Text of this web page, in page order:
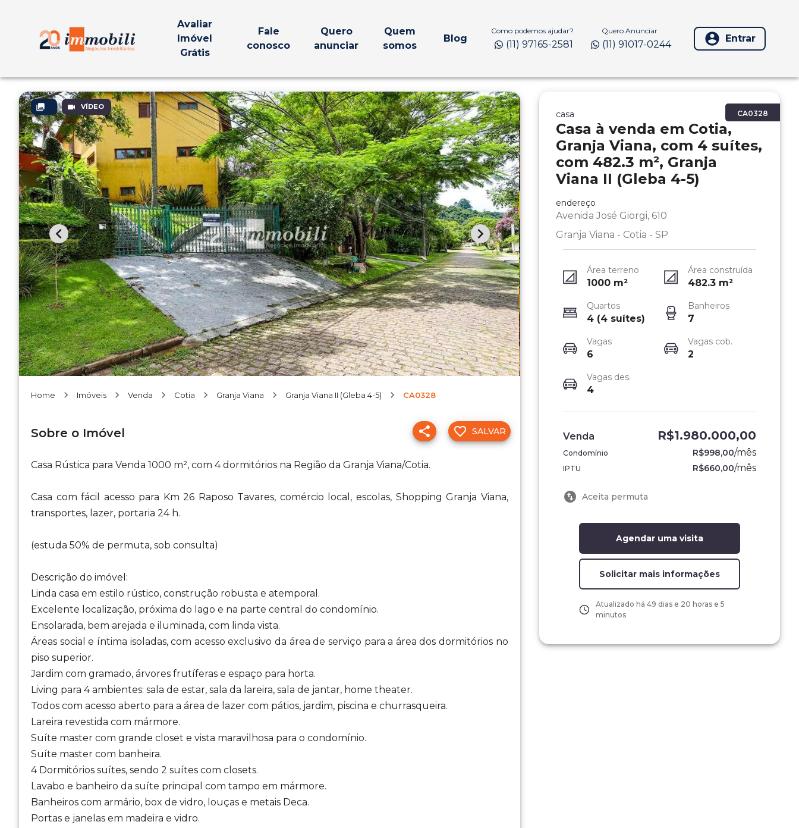
Avaliar
Imóvel
Grátis
Fale
conosco
Quero
anunciar
Quem
somos
Blog
Como podemos ajudar?
(11) 97165-2581
Quero Anunciar
(11) 91017-0244 Entrar
VÍDEO
Home Imóveis Venda Cotia Granja Viana Granja Viana II (Gleba 4-5) CA0328
Sobre o Imóvel
Casa Rústica para Venda 1000 m², com 4 dormitórios na Região da Granja Viana/Cotia.
Casa com fácil acesso para Km 26 Raposo Tavares, comércio local, escolas, Shopping Granja Viana,
transportes, lazer, portaria 24 h.
(estuda 50% de permuta, sob consulta)
Descrição do imóvel:
Linda casa em estilo rústico, construção robusta e atemporal.
Excelente localização, próxima do lago e na parte central do condomínio.
Ensolarada, bem arejada e iluminada, com linda vista.
Áreas social e íntima isoladas, com acesso exclusivo da área de serviço para a área dos dormitórios no
piso superior.
Jardim com gramado, árvores frutíferas e espaço para horta.
Living para 4 ambientes: sala de estar, sala da lareira, sala de jantar, home theater.
Todos com acesso aberto para a área de lazer com pátios, jardim, piscina e churrasqueira.
Lareira revestida com mármore.
Suíte master com grande closet e vista maravilhosa para o condomínio.
Suíte master com banheira.
4 Dormitórios suítes, sendo 2 suítes com closets.
Lavabo e banheiro da suíte principal com tampo em mármore.
Banheiros com armário, box de vidro, louças e metais Deca.
Portas e janelas em madeira e vidro.
SALVAR
CA0328
casa
Casa à venda em Cotia,
Granja Viana, com 4 suítes,
com 482.3 m², Granja
Viana II (Gleba 4-5)
endereço
Avenida José Giorgi, 610
Granja Viana - Cotia - SP
Área terreno
1000m²
Área construída
482.3 m²
Quartos
4 (4 suítes)
Banheiros
7
Vagas
6
Vagas cob.
2
Vagas des.
4
Venda R$1.980.000,00
Condomínio R$998,00/mês
IPTU R$660,00/mês
Aceita permuta
Agendar uma visita
Solicitar mais informações
Atualizado há 49 dias e 20 horas e 5
minutos